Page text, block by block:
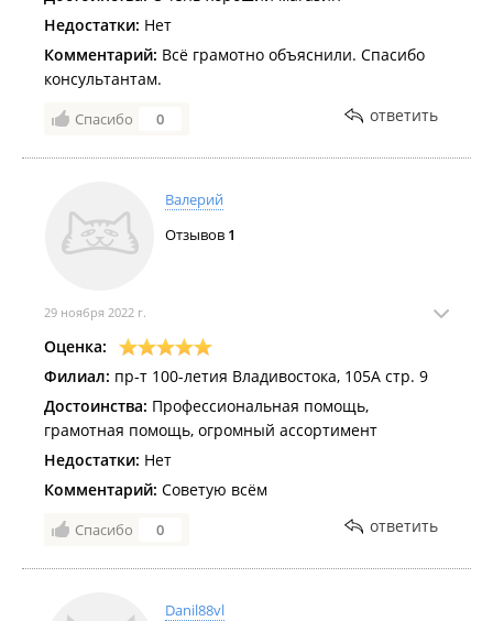
покупатель для него никто, а он местный царёк!
Покупал в этом магазине товары перкодически, но
больше не буду из отношения продавцов!!!
Недостатки: Нет
Комментарий: Всё грамотно объяснили. Спасибо
консультантам.
Спасибо 0 ответить
Валерий
Отзывов 1
29 ноября 2022 г.
Оценка:
Филиал: пр-т 100-летия Владивостока, 105А стр. 9
Достоинства: Профессиональная помощь,
грамотная помощь, огромный ассортимент
Недостатки: Нет
Комментарий: Советую всём
Спасибо 0 ответить
Danil88vl